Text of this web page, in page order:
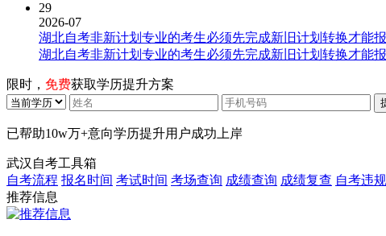
29
2026-07
湖北自考非新计划专业的考生必须先完成新旧计划转换才能报
湖北自考非新计划专业的考生必须先完成新旧计划转换才能报
限时， 免费获取学历提升方案
已帮助10w万+意向学历提升用户成功上岸
武汉自考工具箱
自考流程 报名时间 考试时间 考场查询 成绩查询 成绩复查 自考违规
推荐信息